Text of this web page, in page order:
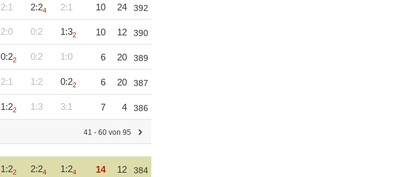
2:1 2:24 2:1 10 24 392
2:0 0:2 1:32 10 12 390
0:22 0:2 1:0 6 20 389
2:1 1:2 0:22 6 20 387
1:22 1:3 3:1 7 4 386
41 - 60 von 95
1:22 2:24 1:24 14 12 384